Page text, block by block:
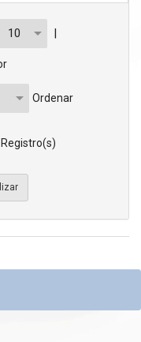
|
Ordenar
Registro(s)